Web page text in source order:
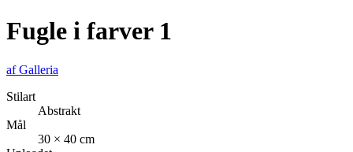
Fugle i farver 1
afGalleria
Stilart
Abstrakt
Mål
30 × 40 cm